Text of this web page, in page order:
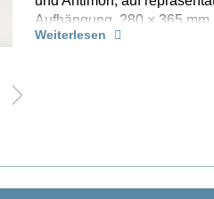
KISSIN THE
Aufhängung, 280 × 365 mm,
Weiterlesen